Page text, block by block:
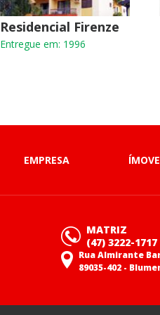
Residencial Firenze
Entregue em: 1996
EMPRESA
MATRIZ
(47) 3222-1717
Rua Almirante
89035-402 -